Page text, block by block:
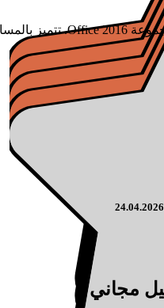
24.04.2026